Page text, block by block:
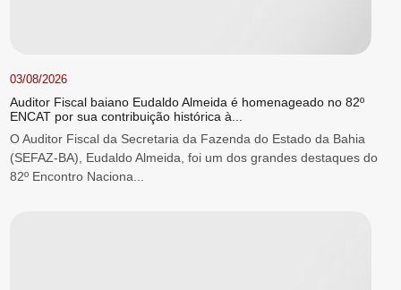
03/08/2026
Auditor Fiscal baiano Eudaldo Almeida é homenageado no 82º
ENCAT por sua contribuição histórica à...
O Auditor Fiscal da Secretaria da Fazenda do Estado da Bahia
(SEFAZ-BA), Eudaldo Almeida, foi um dos grandes destaques do
82º Encontro Naciona...